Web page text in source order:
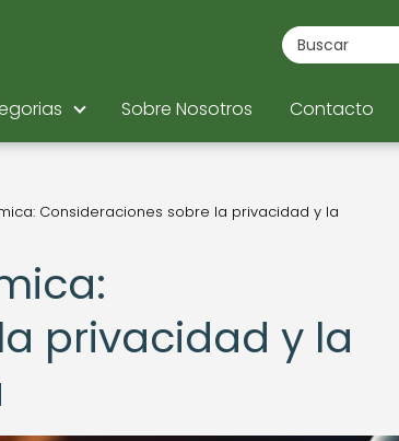
Sobre Nosotros Contacto
Consideraciones sobre la privacidad y la
privacidad y la